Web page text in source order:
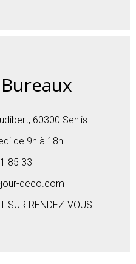
60300 Senlis
de 9h à 18h
85 33
deco.com
SUR RENDEZ-VOUS